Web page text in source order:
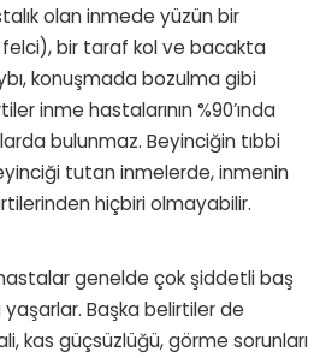
olan inmede yüzün bir
felci), bir taraf kol ve bacakta
konuşmada bozulma gibi
inme hastalarının %90’ında
bulunmaz. Beyinciğin tıbbi
tutan inmelerde, inmenin
hiçbiri olmayabilir.
genelde çok şiddetli baş
yaşarlar. Başka belirtiler de
kas güçsüzlüğü, görme sorunları